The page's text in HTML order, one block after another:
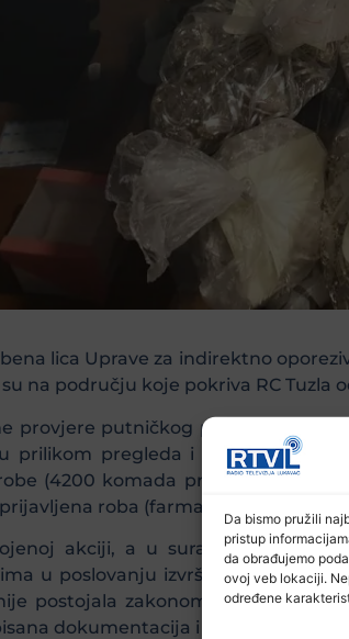
Da bismo pružili
pristup
da obrađujemo
ovoj veb lokaciji.
određene
lica Uprave za indirektno
na području koje pokriva RC Tuzla
provjere putničkog prometa,
prilikom pregleda i pretresa
(4200 komada preparata za
roba (farmaceutski
akciji, a u suradnji sa
u poslovanju izvršili su
postojala zakonom propisana
dokumentacija i koji nije bio